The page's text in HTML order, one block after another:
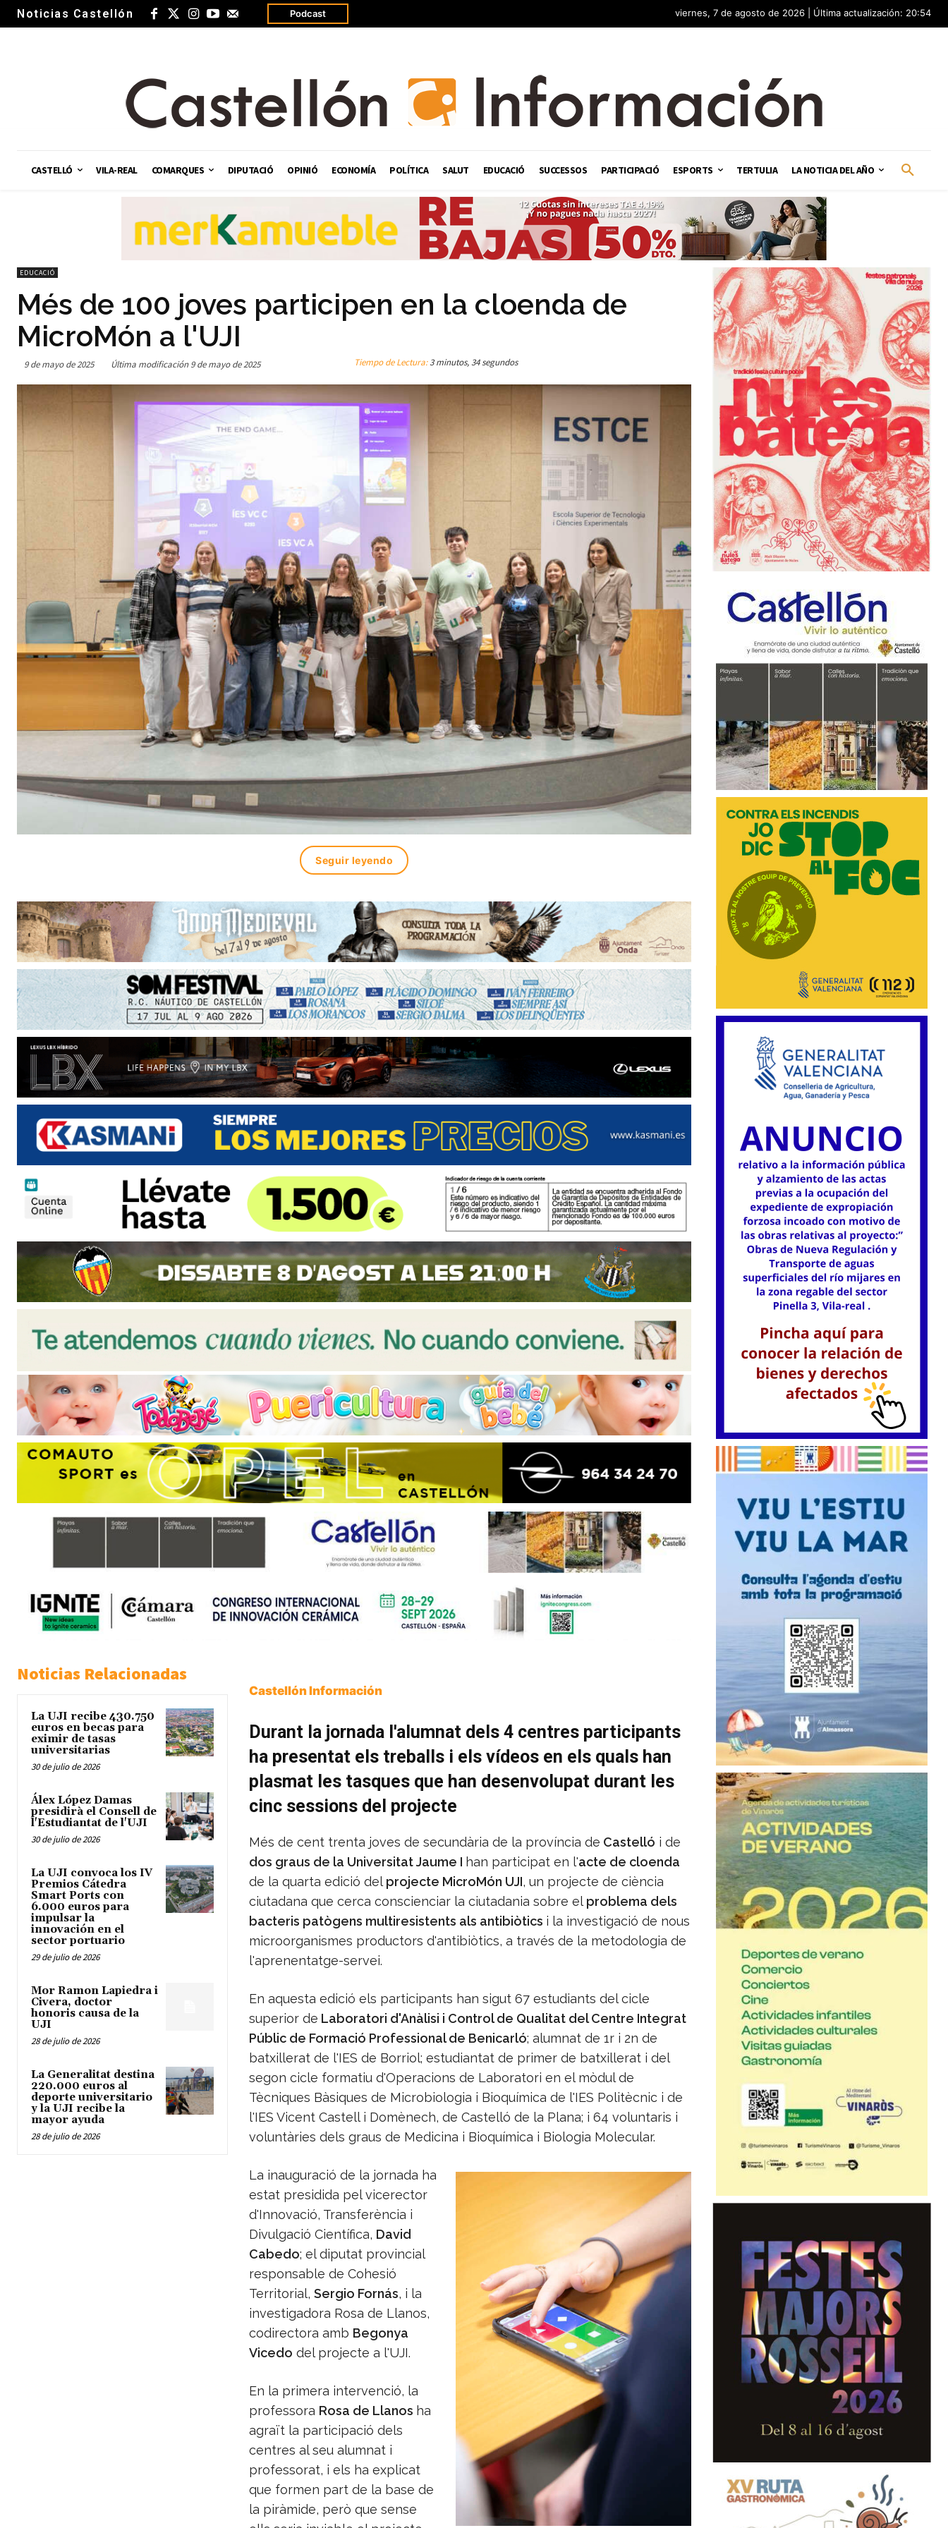
Noticias Castellón Podcast viernes, 7 de agosto de 2026 | Última actualización: 20:54
CASTELLÓ VILA-REAL COMARQUES DIPUTACIÓ OPINIÓ ECONOMÍA POLÍTICA SALUT EDUCACIÓ SUCCESSOS PARTICIPACIÓ ESPORTS TERTULIA LA NOTICIA DEL AÑO
EDUCACIÓ
Més de 100 joves participen en la cloenda de
MicroMón a l'UJI
9 de mayo de 2025 Última modificación 9 de mayo de 2025 Tiempo de Lectura:3 minutos, 34 segundos
Seguir leyendo
Noticias Relacionadas
La UJI recibe 430.750
euros en becas para
eximir de tasas
universitarias
30 de julio de 2026
Álex López Damas
presidirà el Consell de
l'Estudiantat de l'UJI
30 de julio de 2026
La UJI convoca los IV
Premios Cátedra
Smart Ports con
6.000 euros para
impulsar la
innovación en el
sector portuario
29 de julio de 2026
Mor Ramon Lapiedra i
Civera, doctor
honoris causa de la
UJI
28 de julio de 2026
La Generalitat destina
220.000 euros al
deporte universitario
y la UJI recibe la
mayor ayuda
28 de julio de 2026
Castellón Información
Durant la jornada l'alumnat dels 4 centres participants
ha presentat els treballs i els vídeos en els quals han
plasmat les tasques que han desenvolupat durant les
cinc sessions del projecte
Més de cent trenta joves de secundària de la província de Castelló i de
dos graus de la Universitat Jaume I han participat en l'acte de cloenda
de la quarta edició delprojecte MicroMón UJI, un projecte de ciència
ciutadana que cerca conscienciar la ciutadania sobre elproblema dels
bacteris patògens multiresistents als antibiòtics i la investigació de nous
microorganismes productors d'antibiòtics, a través de la metodologia de
l'aprenentatge-servei.
En aquesta edició els participants han sigut 67 estudiants del cicle
superior de Laboratori d'Anàlisi i Control de Qualitat del Centre Integrat
Públic de Formació Professional de Benicarló; alumnat de 1r i 2n de
batxillerat de l'IES de Borriol; estudiantat de primer de batxillerat i del
segon cicle formatiu d'Operacions de Laboratori en el mòdul de
Tècniques Bàsiques de Microbiologia i Bioquímica de l'IES Politècnic i de
l'IES Vicent Castell i Domènech, de Castelló de la Plana; i 64 voluntaris i
voluntàries dels graus de Medicina i Bioquímica i Biologia Molecular.
La inauguració de la jornada ha
estat presidida pel vicerector
d'Innovació, Transferència i
Divulgació Científica, David
Cabedo; el diputat provincial
responsable de Cohesió
Territorial, Sergio Fornás, i la
investigadora Rosa de Llanos,
codirectora amb Begonya
Vicedo del projecte a l'UJI.
En la primera intervenció, la
professora Rosa de Llanos ha
agraït la participació dels
centres al seu alumnat i
professorat, i els ha explicat
que formen part de la base de
la piràmide, però que sense